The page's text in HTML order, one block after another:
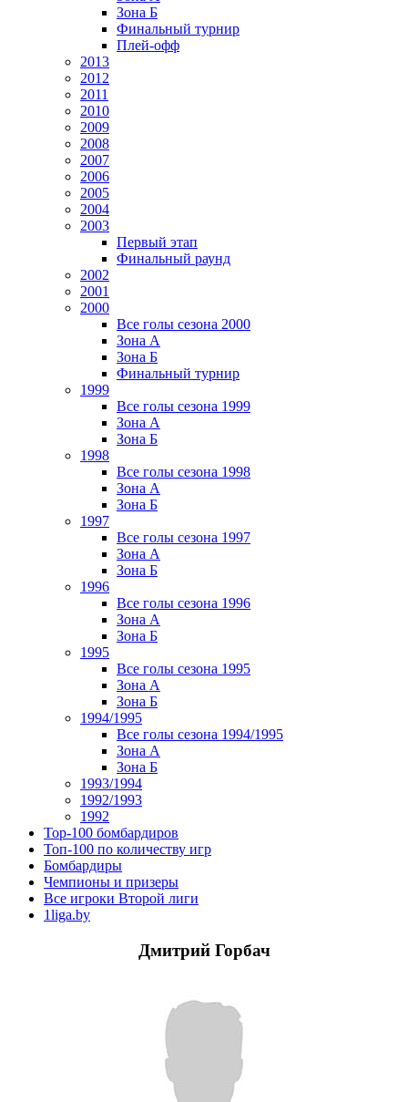
Зона Б
Финальный турнир
Плей-офф
2013
2012
2011
2010
2009
2008
2007
2006
2005
2004
2003
Первый этап
Финальный раунд
2002
2001
2000
Все голы сезона 2000
Зона А
Зона Б
Финальный турнир
1999
Все голы сезона 1999
Зона А
Зона Б
1998
Все голы сезона 1998
Зона А
Зона Б
1997
Все голы сезона 1997
Зона А
Зона Б
1996
Все голы сезона 1996
Зона А
Зона Б
1995
Все голы сезона 1995
Зона А
Зона Б
1994/1995
Все голы сезона 1994/1995
Зона А
Зона Б
1993/1994
1992/1993
1992
Top-100 бомбардиров
Топ-100 по количеству игр
Бомбардиры
Чемпионы и призеры
Все игроки Второй лиги
1liga.by
Дмитрий Горбач